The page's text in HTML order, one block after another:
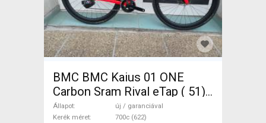
BMC BMC Kaius 01 ONE
Carbon Sram Rival eTap ( 51)
Gravel / CX SRAM Rival eTap
AXS tárcsafék új / garanciával
Állapot
új / garanciával
Kerék méret
700c (622)